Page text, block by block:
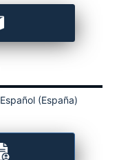
Español (España)